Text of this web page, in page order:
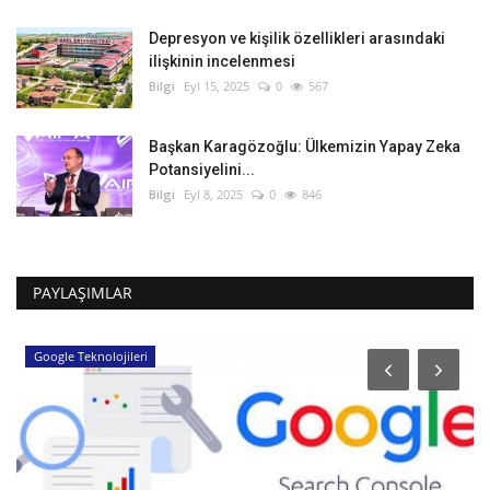
Depresyon ve kişilik özellikleri arasındaki
ilişkinin incelenmesi
Bilgi Eyl 15, 2025 0 567
Başkan Karagözoğlu: Ülkemizin Yapay Zeka
Potansiyelini...
Bilgi Eyl 8, 2025 0 846
PAYLAŞIMLAR
Google Teknolojileri